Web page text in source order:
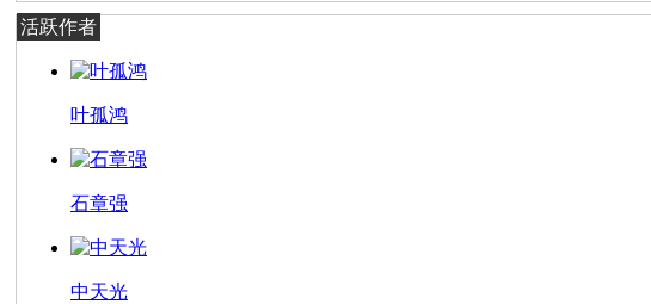
活跃作者
叶孤鸿
石章强
中天光